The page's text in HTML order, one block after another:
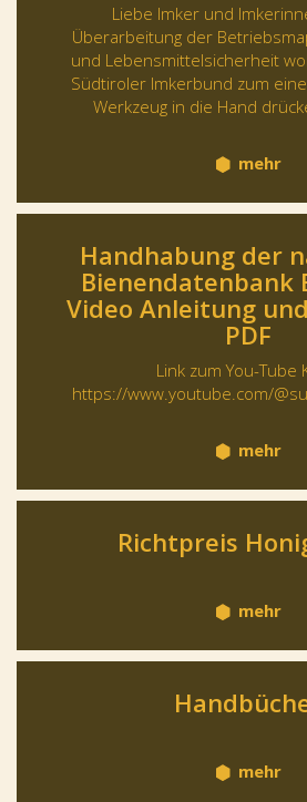
Liebe Imker und
Überarbeitung der
und Lebensmittelsicherheit
Südtiroler Imkerbund zum
Werkzeug in die Hand
mehr
Handhabung der
Bienendatenbank
Video Anleitung
PDF
Link zum You-Tube
https://www.youtube.com/
mehr
Richtpreis
mehr
mehr